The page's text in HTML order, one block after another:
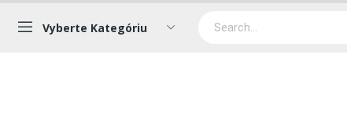
Vyberte Kategóriu